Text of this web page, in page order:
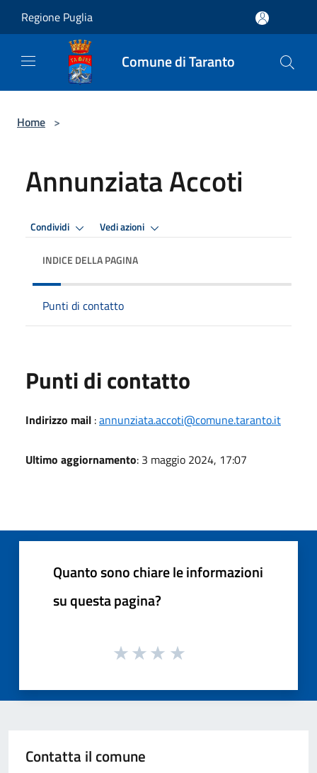
Regione Puglia
Comune di Taranto
Home >
Annunziata Accoti
Condividi Vedi azioni
INDICE DELLA PAGINA
Punti di contatto
Punti di contatto
Indirizzo mail :annunziata.accoti@comune.taranto.it
Ultimo aggiornamento: 3 maggio 2024, 17:07
Quanto sono chiare le informazioni
su questa pagina?
Contatta il comune